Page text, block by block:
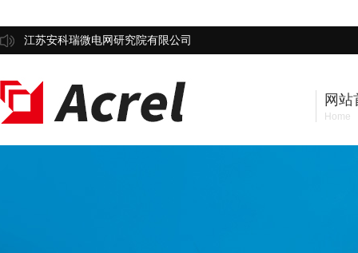
江苏安科瑞微电网研究院有限公司
网站
Home